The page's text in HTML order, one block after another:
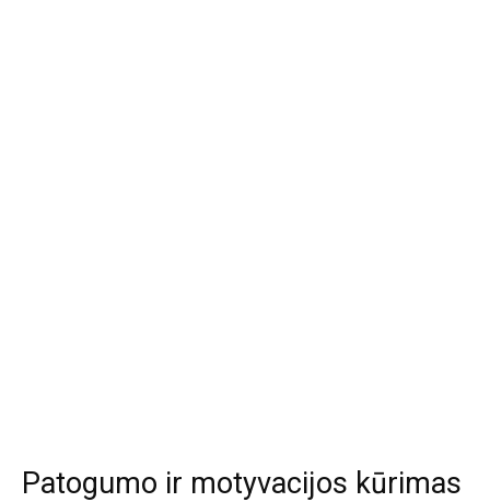
Patogumo ir motyvacijos kūrimas